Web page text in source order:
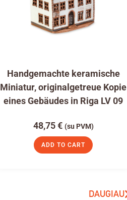
Handgemachte keramische
Miniatur, originalgetreue Kopie
eines Gebäudes in Riga LV 09
48,75€ (su PVM)
ADD TO CART
DAUGIAU